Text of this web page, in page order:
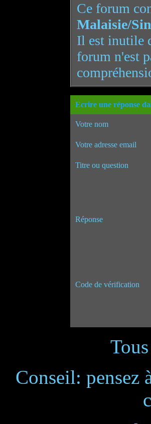
Ce forum
Malaisie/
Il est inutile
forum n'est
Ecrire une réponse
Votre nom
Votre adresse email
Titre ou question
Réponse
Code de vérification
Conseil: pensez